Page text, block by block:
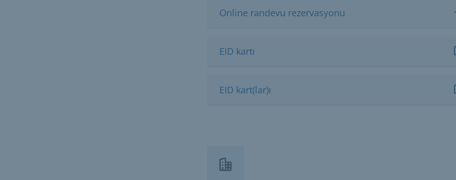
Online randevu rezervasyonu
EID kartı
EID kart(lar)ı